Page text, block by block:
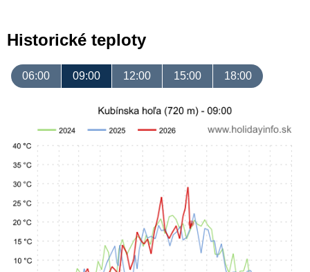
Historické teploty
06:00 09:00 12:00 15:00 18:00